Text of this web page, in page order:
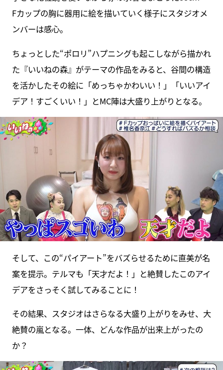
Fカップの胸に器用に絵を描いていく様子にスタジオメ
ンバーは感心。
ちょっとした“ポロリ”ハプニングも起こしながら描かれ
た『いいねの森』がテーマの作品をみると、谷間の構造
を活かしたその絵に「めっちゃかわいい！」「いいアイ
デア！すごくいい！」とMC陣は大盛り上がりとなる。
そして、この“パイアート”をバズらせるために直美が名
案を提示。テルマも「天才だよ！」と絶賛したこのアイ
デアをさっそく試してみることに！
その結果、スタジオはさらなる大盛り上がりをみせ、大
絶賛の嵐となる。一体、どんな作品が出来上がったの
か？